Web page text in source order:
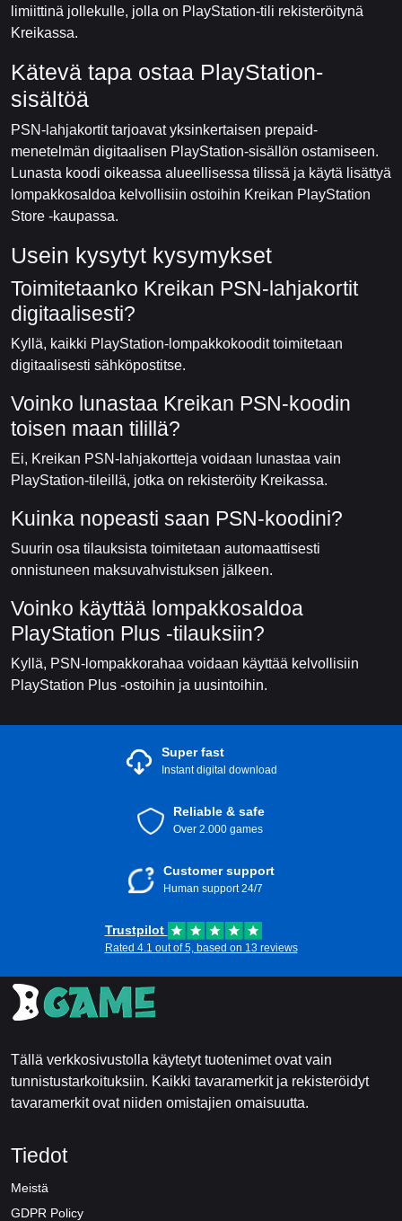
limiittinä jollekulle, jolla on PlayStation-tili rekisteröitynä
Kreikassa.
Kätevä tapa ostaa PlayStation-
sisältöä
PSN-lahjakortit tarjoavat yksinkertaisen prepaid-
menetelmän digitaalisen PlayStation-sisällön ostamiseen.
Lunasta koodi oikeassa alueellisessa tilissä ja käytä lisättyä
lompakkosaldoa kelvollisiin ostoihin Kreikan PlayStation
Store -kaupassa.
Usein kysytyt kysymykset
Toimitetaanko Kreikan PSN-lahjakortit
digitaalisesti?
Kyllä, kaikki PlayStation-lompakkokoodit toimitetaan
digitaalisesti sähköpostitse.
Voinko lunastaa Kreikan PSN-koodin
toisen maan tilillä?
Ei, Kreikan PSN-lahjakortteja voidaan lunastaa vain
PlayStation-tileillä, jotka on rekisteröity Kreikassa.
Kuinka nopeasti saan PSN-koodini?
Suurin osa tilauksista toimitetaan automaattisesti
onnistuneen maksuvahvistuksen jälkeen.
Voinko käyttää lompakkosaldoa
PlayStation Plus -tilauksiin?
Kyllä, PSN-lompakkorahaa voidaan käyttää kelvollisiin
PlayStation Plus -ostoihin ja uusintoihin.
Super fast
Instant digital download
Reliable & safe
Over 2.000 games
Customer support
Human support 24/7
Trustpilot
Rated 4.1 out of 5, based on 13 reviews
Tällä verkkosivustolla käytetyt tuotenimet ovat vain
tunnistustarkoituksiin. Kaikki tavaramerkit ja rekisteröidyt
tavaramerkit ovat niiden omistajien omaisuutta.
Tiedot
Meistä
GDPR Policy